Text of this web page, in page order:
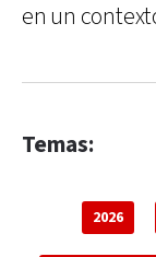
en un
Temas:
2026